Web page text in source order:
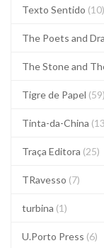
Texto Sentido (10)
The Poets and
The Stone and
Tigre de Papel (59)
Tinta-da-China
Traça Editora (25)
TRavesso (7)
turbina (1)
U.Porto Press (6)